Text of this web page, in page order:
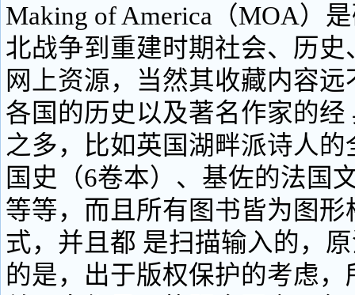
Making of America（MOA）
北战争到重建时期社会、历
网上资源，当然其收藏内容
各国的历史以及著名作家的经
之多，比如英国湖畔派诗人
国史（6卷本）、基佐的法国
等等，而且所有图书皆为图形
式，并且都 是扫描输入的，
的是，出于版权保护的考虑